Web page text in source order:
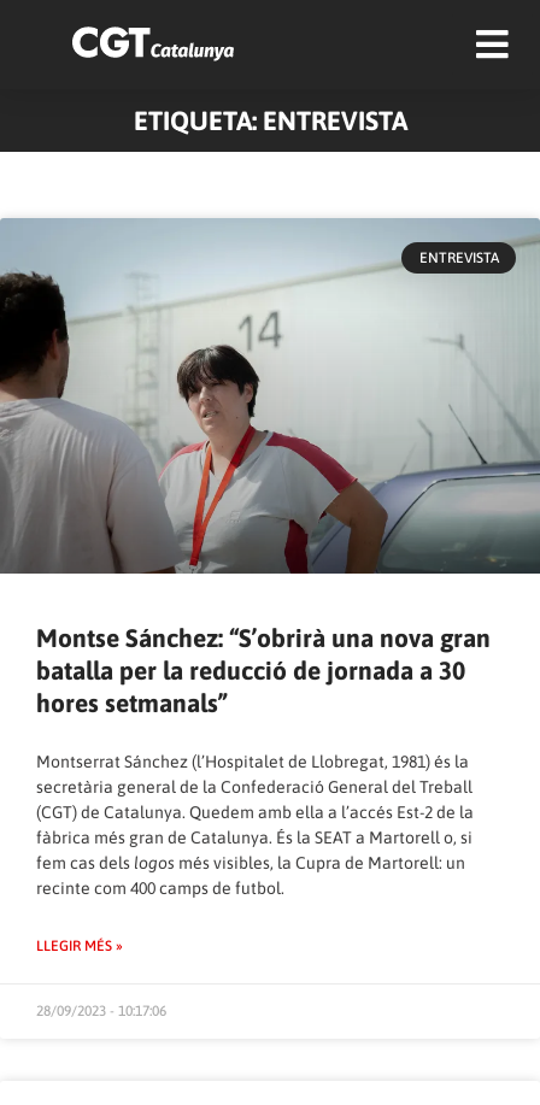
ETIQUETA: ENTREVISTA
ENTREVISTA
Montse Sánchez: “S’obrirà una nova gran
batalla per la reducció de jornada a 30
hores setmanals”
Montserrat Sánchez (l’Hospitalet de Llobregat, 1981) és la
secretària general de la Confederació General del Treball
(CGT) de Catalunya. Quedem amb ella a l’accés Est-2 de la
fàbrica més gran de Catalunya. És la SEAT a Martorell o, si
fem cas dels logos més visibles, la Cupra de Martorell: un
recinte com 400 camps de futbol.
LLEGIR MÉS »
28/09/2023 - 10:17:06